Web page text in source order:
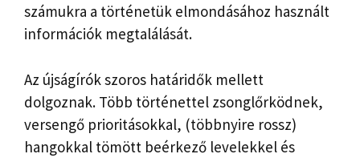
számukra a történetük elmondásához használt
információk megtalálását.
Az újságírók szoros határidők mellett
dolgoznak. Több történettel zsonglőrködnek,
versengő prioritásokkal, (többnyire rossz)
hangokkal tömött beérkező levelekkel és